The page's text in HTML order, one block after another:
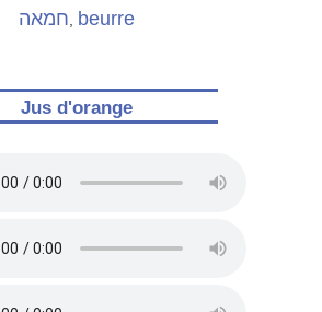
חמאה beurre
Jus d'orange